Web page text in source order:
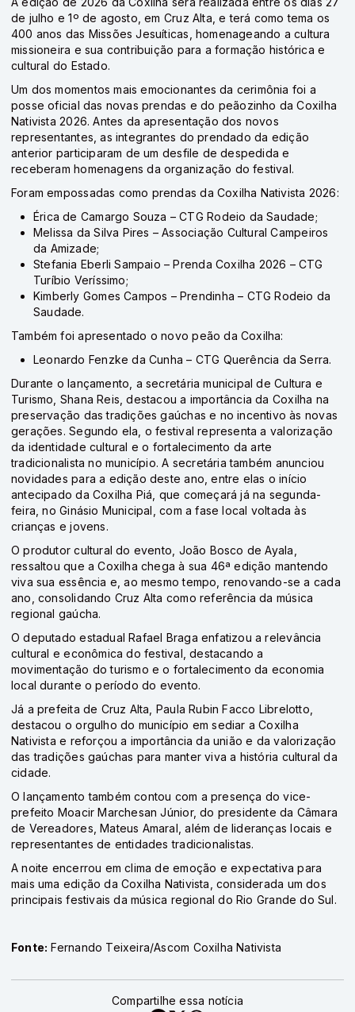
de julho e 1º de agosto, em Cruz Alta, e terá como tema os
400 anos das Missões Jesuíticas, homenageando a cultura
missioneira e sua contribuição para a formação histórica e
cultural do Estado.
Um dos momentos mais emocionantes da cerimônia foi a
posse oficial das novas prendas e do peãozinho da Coxilha
Nativista 2026. Antes da apresentação dos novos
representantes, as integrantes do prendado da edição
anterior participaram de um desfile de despedida e
receberam homenagens da organização do festival.
Foram empossadas como prendas da Coxilha Nativista 2026:
Érica de Camargo Souza – CTG Rodeio da Saudade;
Melissa da Silva Pires – Associação Cultural Campeiros
da Amizade;
Stefania Eberli Sampaio – Prenda Coxilha 2026 – CTG
Turíbio Veríssimo;
Kimberly Gomes Campos – Prendinha – CTG Rodeio da
Saudade.
Também foi apresentado o novo peão da Coxilha:
Leonardo Fenzke da Cunha – CTG Querência da Serra.
Durante o lançamento, a secretária municipal de Cultura e
Turismo, Shana Reis, destacou a importância da Coxilha na
preservação das tradições gaúchas e no incentivo às novas
gerações. Segundo ela, o festival representa a valorização
da identidade cultural e o fortalecimento da arte
tradicionalista no município. A secretária também anunciou
novidades para a edição deste ano, entre elas o início
antecipado da Coxilha Piá, que começará já na segunda-
feira, no Ginásio Municipal, com a fase local voltada às
crianças e jovens.
O produtor cultural do evento, João Bosco de Ayala,
ressaltou que a Coxilha chega à sua 46ª edição mantendo
viva sua essência e, ao mesmo tempo, renovando-se a cada
ano, consolidando Cruz Alta como referência da música
regional gaúcha.
O deputado estadualRafael Braga enfatizou a relevância
cultural e econômica do festival, destacando a
movimentação do turismo e o fortalecimento da economia
local durante o período do evento.
Já a prefeita de Cruz Alta, Paula Rubin Facco Librelotto
destacou o orgulho do município em sediar a Coxilha
Nativista e reforçou a importância da união e da valorização
das tradições gaúchas para manter viva a história cultural da
cidade.
O lançamento também contou com a presença do vice-
prefeito Moacir Marchesan Júnior, do presidente da Câmara
de Vereadores, Mateus Amaral, além de lideranças locais e
representantes de entidades tradicionalistas.
A noite encerrou em clima de emoção e expectativa para
mais uma edição da Coxilha Nativista, considerada um dos
principais festivais da música regional do Rio Grande do Sul.
Fonte: Fernando Teixeira/Ascom Coxilha Nativista
Compartilhe essa notícia